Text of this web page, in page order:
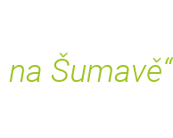
na Šumavě“